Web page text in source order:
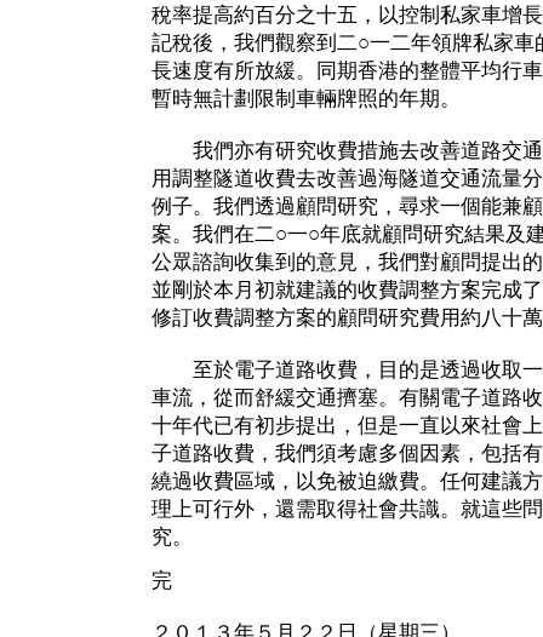
稅率提高約百分之十五，以控制私家車增
記稅後，我們觀察到二○一二年領牌私家
長速度有所放緩。同期香港的整體平均行
暫時無計劃限制車輛牌照的年期。
我們亦有研究收費措施去改善道路交通
用調整隧道收費去改善過海隧道交通流量
例子。我們透過顧問研究，尋求一個能兼
案。我們在二○一○年底就顧問研究結果及
公眾諮詢收集到的意見，我們對顧問提出
並剛於本月初就建議的收費調整方案完成
修訂收費調整方案的顧問研究費用約八十
至於電子道路收費，目的是透過收取一
車流，從而舒緩交通擠塞。有關電子道路
十年代已有初步提出，但是一直以來社會
子道路收費，我們須考慮多個因素，包括
繞過收費區域，以免被迫繳費。任何建議
理上可行外，還需取得社會共識。就這些
究。
完